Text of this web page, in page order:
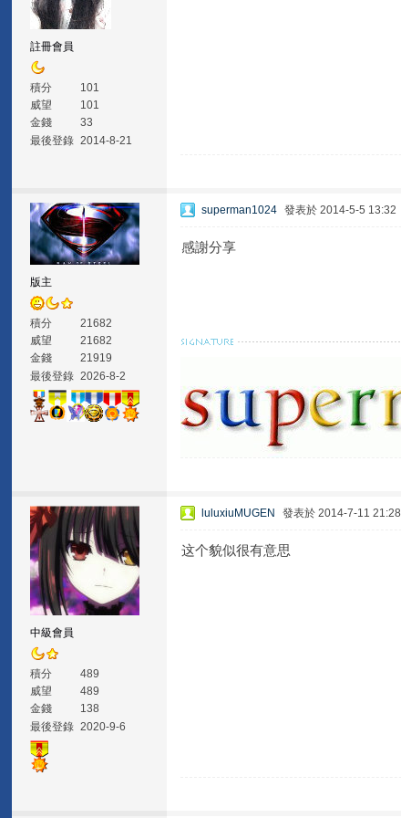
註冊會員
積分
101
威望
101
金錢
33
最後登錄 2014-8-21
版主
積分
21682
威望
21682
金錢
21919
最後登錄 2026-8-2
superman1024 發表於 2014-5-5 13:32
感謝分享
中級會員
積分
489
威望
489
金錢
138
最後登錄 2020-9-6
luluxiuMUGEN 發表於 2014-7-11 21:28
这个貌似很有意思